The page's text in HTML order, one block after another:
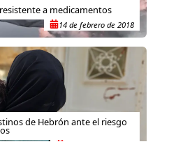
a medicamentos
14 de febrero de 2018
de Hebrón ante el riesgo